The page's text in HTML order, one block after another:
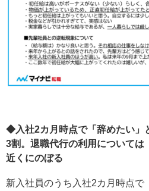
◆入社2カ月時点で「辞めたい」
3割。退職代行の利用については
近くにのぼる
新入社員のうち入社2カ月時点で